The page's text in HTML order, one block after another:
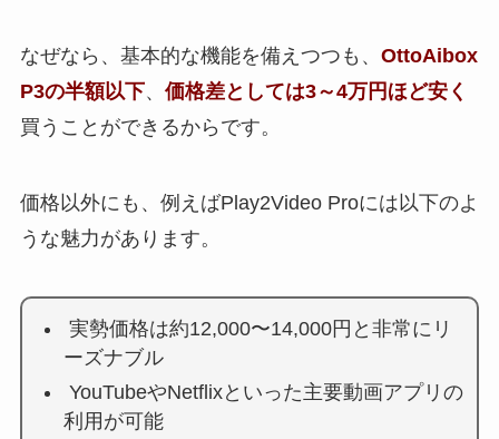
なぜなら、基本的な機能を備えつつも、 OttoAibox
P3の半額以下、 価格差としては3～4万円ほど安く
買うことができるからです。
価格以外にも、例えばPlay2Video Proには以下のよ
うな魅力があります。
実勢価格は約12,000〜14,000円と非常にリ
ーズナブル
YouTubeやNetflixといった主要動画アプリの
利用が可能